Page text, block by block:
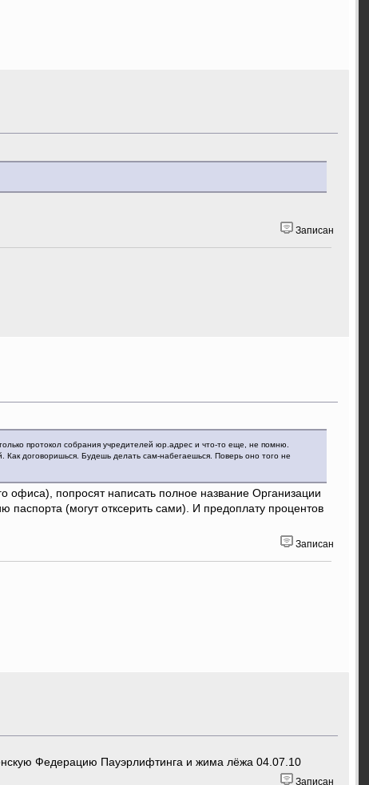
Записан
протокол собрания учредителей юр.адрес и что-то еще, не помню.
договоришься. Будешь делать сам-набегаешься. Поверь оно того не
офиса), попросят написать полное название Организации
(могут отксерить сами). И предоплату процентов
Записан
Федерацию Пауэрлифтинга и жима лёжа 04.07.10
Записан